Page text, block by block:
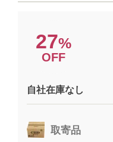
27%
OFF
自社在庫なし
取寄品